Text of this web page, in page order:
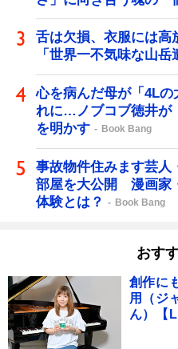
舌は欠損、衣服には
「世界一不気味な山
心を病んだ母が「4L
れに…ノブコブ徳井が
を明かす
Book Bang
事故物件住みます芸人
部屋を大公開 漫画家
体験とは？
Book Bang
おす
創作に
用（ジ
ん）【